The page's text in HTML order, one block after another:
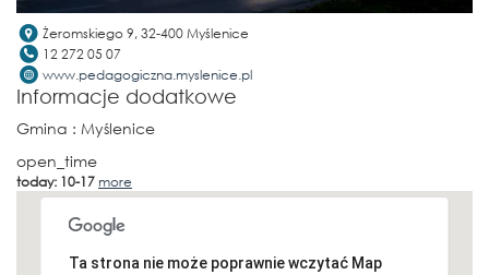
Żeromskiego 9, 32-400 Myślenice
12 272 05 07
www.pedagogiczna.myslenice.pl
Informacje dodatkowe
Gmina : Myślenice
open_time
today: 10-17 more
Ta strona nie może poprawnie wczytać Map